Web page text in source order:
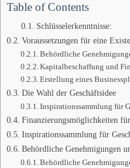
Table of Contents
Schlüsselerkenntnisse:
Voraussetzungen für eine
Behördliche
Kapitalbeschaffung und
Erstellung eines
Die Wahl der Geschäftsidee
Inspirationssammlung für
Finanzierungsmöglichkeiten
Inspirationssammlung für
Behördliche Genehmigungen
Behördliche